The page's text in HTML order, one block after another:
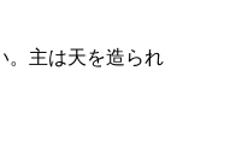
。主は天を造られ